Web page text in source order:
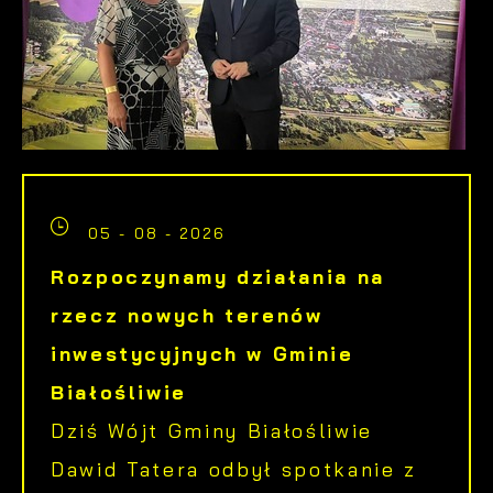
05 - 08 - 2026
Rozpoczynamy działania na
rzecz nowych terenów
inwestycyjnych w Gminie
Białośliwie
Dziś Wójt Gminy Białośliwie
Dawid Tatera odbył spotkanie z